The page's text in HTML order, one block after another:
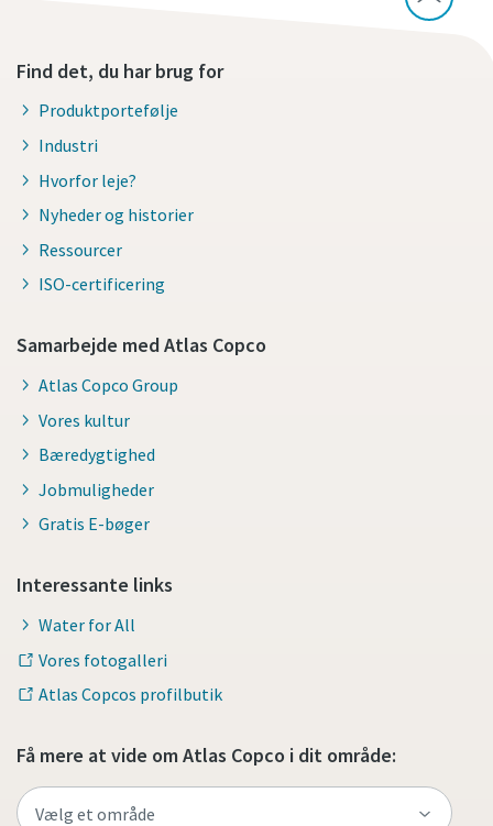
Find det, du har brug for
Produktportefølje
Industri
Hvorfor leje?
Nyheder og historier
Ressourcer
ISO-certificering
Samarbejde med Atlas Copco
Atlas Copco Group
Vores kultur
Bæredygtighed
Jobmuligheder
Gratis E-bøger
Interessante links
Water for All
Vores fotogalleri
Atlas Copcos profilbutik
Få mere at vide om Atlas Copco i dit område: